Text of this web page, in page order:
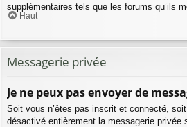
supplémentaires tels que les forums qu’ils
Haut
Messagerie privée
Je ne peux pas envoyer de
Soit vous n’êtes pas inscrit et connecté,
désactivé entièrement la messagerie privée